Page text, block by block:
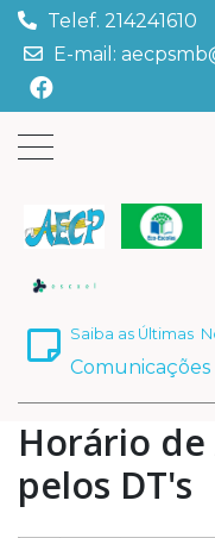
Telef.
E-mail:
Saiba as Últimas
Comunicações
Horário
pelos DT's